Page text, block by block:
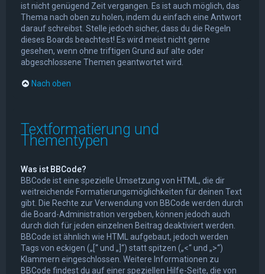
ist nicht genügend Zeit vergangen. Es ist auch möglich, das
Thema nach oben zu holen, indem du einfach eine Antwort
darauf schreibst. Stelle jedoch sicher, dass du die Regeln
dieses Boards beachtest! Es wird meist nicht gerne
gesehen, wenn ohne triftigen Grund auf alte oder
abgeschlossene Themen geantwortet wird.
Nach oben
Textformatierung und
Thementypen
Was ist BBCode?
BBCode ist eine spezielle Umsetzung von HTML, die dir
weitreichende Formatierungsmöglichkeiten für deinen Text
gibt. Die Rechte zur Verwendung von BBCode werden durch
die Board-Administration vergeben, können jedoch auch
durch dich für jeden einzelnen Beitrag deaktiviert werden.
BBCode ist ähnlich wie HTML aufgebaut, jedoch werden
Tags von eckigen („[“ und „]“) statt spitzen („<“ und „>“)
Klammern eingeschlossen. Weitere Informationen zu
BBCode findest du auf einer speziellen Hilfe-Seite, die von